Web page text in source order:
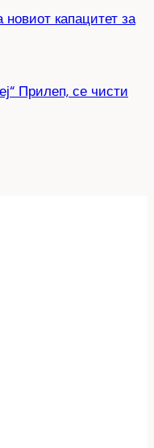
капацитет за
Прилеп, се чисти